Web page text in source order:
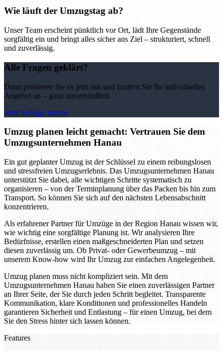
Wie läuft der Umzugstag ab?
Unser Team erscheint pünktlich vor Ort, lädt Ihre Gegenstände
sorgfältig ein und bringt alles sicher ans Ziel – strukturiert, schnell
und zuverlässig.
Alle Fragen geklärt?
Dann probieren Sie es jetzt aus und fordern Sie Ihr individuelles
Angebot an – ganz unverbindlich.
Jetzt Anfrage starten
Umzug planen leicht gemacht: Vertrauen Sie dem
Umzugsunternehmen Hanau
Ein gut geplanter Umzug ist der Schlüssel zu einem reibungslosen
und stressfreien Umzugserlebnis. Das Umzugsunternehmen Hanau
unterstützt Sie dabei, alle wichtigen Schritte systematisch zu
organisieren – von der Terminplanung über das Packen bis hin zum
Transport. So können Sie sich auf den nächsten Lebensabschnitt
konzentrieren.
Als erfahrener Partner für Umzüge in der Region Hanau wissen wir,
wie wichtig eine sorgfältige Planung ist. Wir analysieren Ihre
Bedürfnisse, erstellen einen maßgeschneiderten Plan und setzen
diesen zuverlässig um. Ob Privat- oder Gewerbeumzug – mit
unserem Know-how wird Ihr Umzug zur einfachen Angelegenheit.
Umzug planen muss nicht kompliziert sein. Mit dem
Umzugsunternehmen Hanau haben Sie einen zuverlässigen Partner
an Ihrer Seite, der Sie durch jeden Schritt begleitet. Transparente
Kommunikation, klare Konditionen und professionelles Handeln
garantieren Sicherheit und Entlastung – für einen Umzug, bei dem
Sie den Stress hinter sich lassen können.
Features